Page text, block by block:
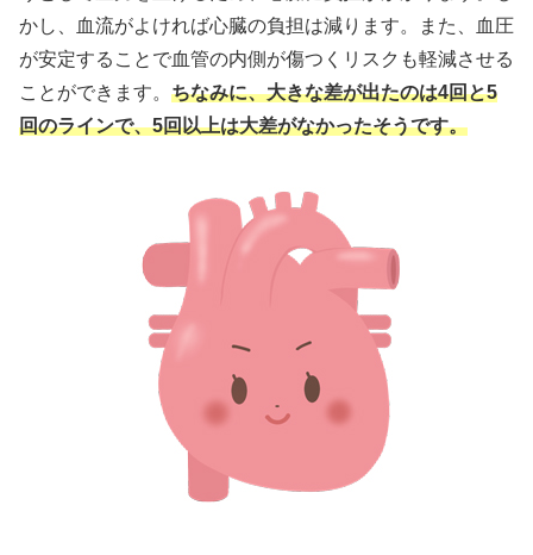
かし、血流がよければ心臓の負担は減ります。また、血圧
が安定することで血管の内側が傷つくリスクも軽減させる
ことができます。 ちなみに、大きな差が出たのは4回と5
回のラインで、5回以上は大差がなかったそうです。